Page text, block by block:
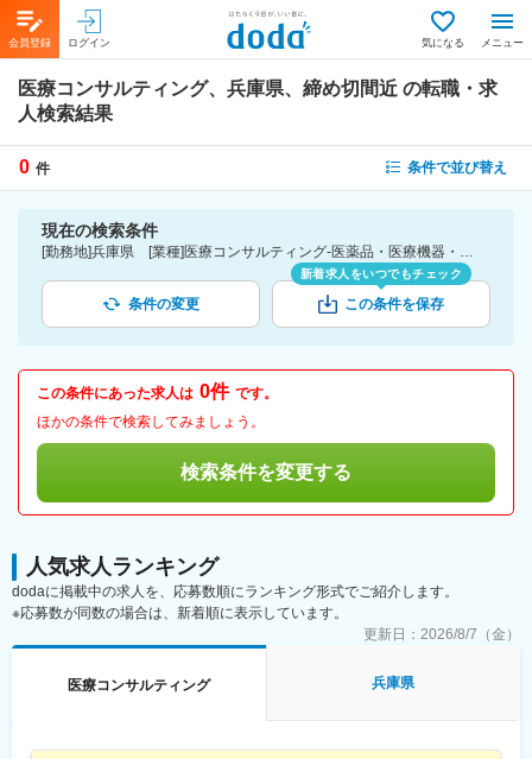
会員登録 ログイン 気になる メニュー
医療コンサルティング、兵庫県、締め切間近 の転職・求
人検索結果
0 件 条件で並び替え
現在の検索条件
[勤務地]兵庫県 [業種]医療コンサルティング-医薬品・医療機器・ライフサイエンス・医療系サービス [こだわり条件ピックアップ]締切間近
条件の変更
新着求人をいつでもチェック
この条件を保存
この条件にあった求人は 0件 です。
ほかの条件で検索してみましょう。
検索条件を変更する
人気求人ランキング
dodaに掲載中の求人を、応募数順にランキング形式でご紹介します。
※応募数が同数の場合は、新着順に表示しています。
更新日： 2026/8/7（金）
医療コンサルティング 兵庫県